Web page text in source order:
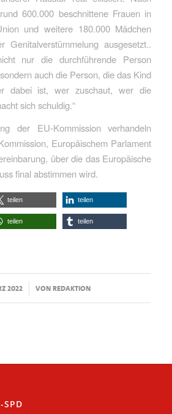
600.000 beschnittene Frauen in
und weitere 180.000 Mädchen
ausgesetzt..
nur die durchführende Person
auch die Person, die das Kind
dabei ist, wer zuschaut, wer die
sich schuldig.“
der EU-Kommission verhandeln
Europäischem Parlament
über die das Europäische
final abstimmen wird.
teilen teilen
teilen teilen
2022 VONREDAKTION